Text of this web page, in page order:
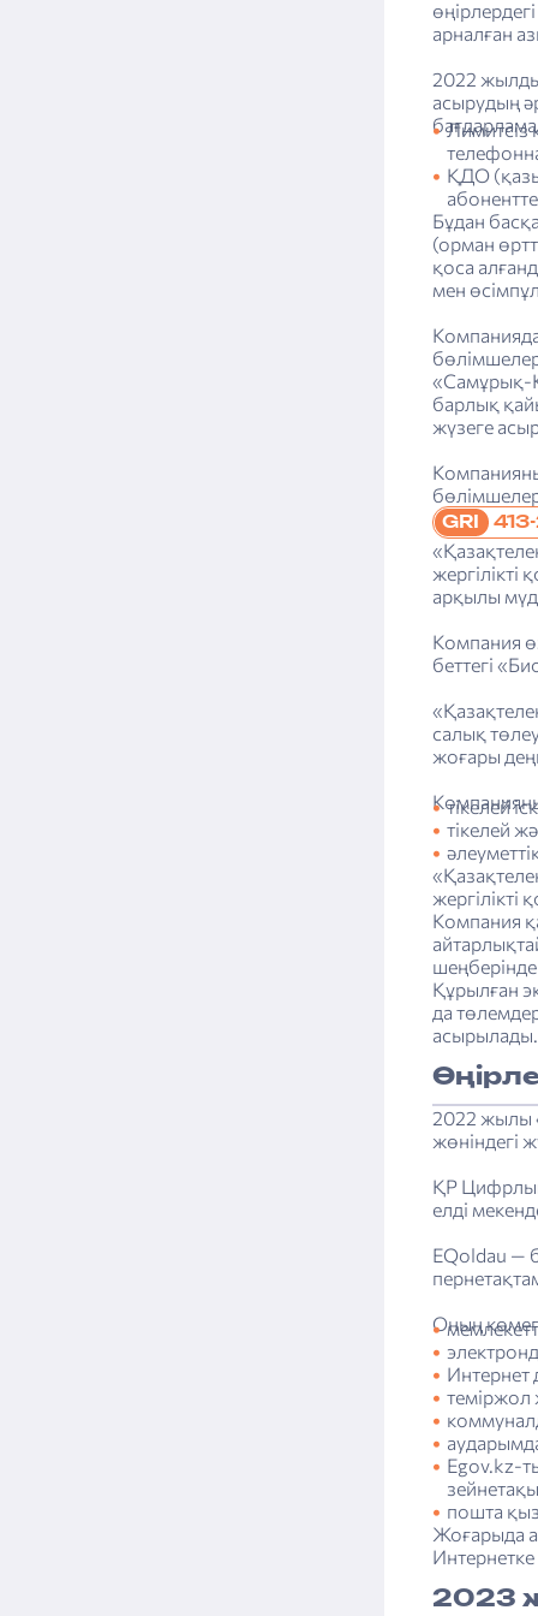
арналған
2022
асырудың
Лимитсіз
ҚДО
Бұдан
(орман
қоса
мен
«Самұрық-
барлық
жүзеге
GRI
жергілікті
арқылы
Компания
беттегі
салық
жоғары
тікелей
тікелей
Компания
Құрылған
да
асырылады.
2022 жылы
жөніндегі
ҚР Цифрлық
елді
ЕQoldau —
Оның
Интернет
теміржол
Egov.kz-
пошта
Жоғарыда
2023